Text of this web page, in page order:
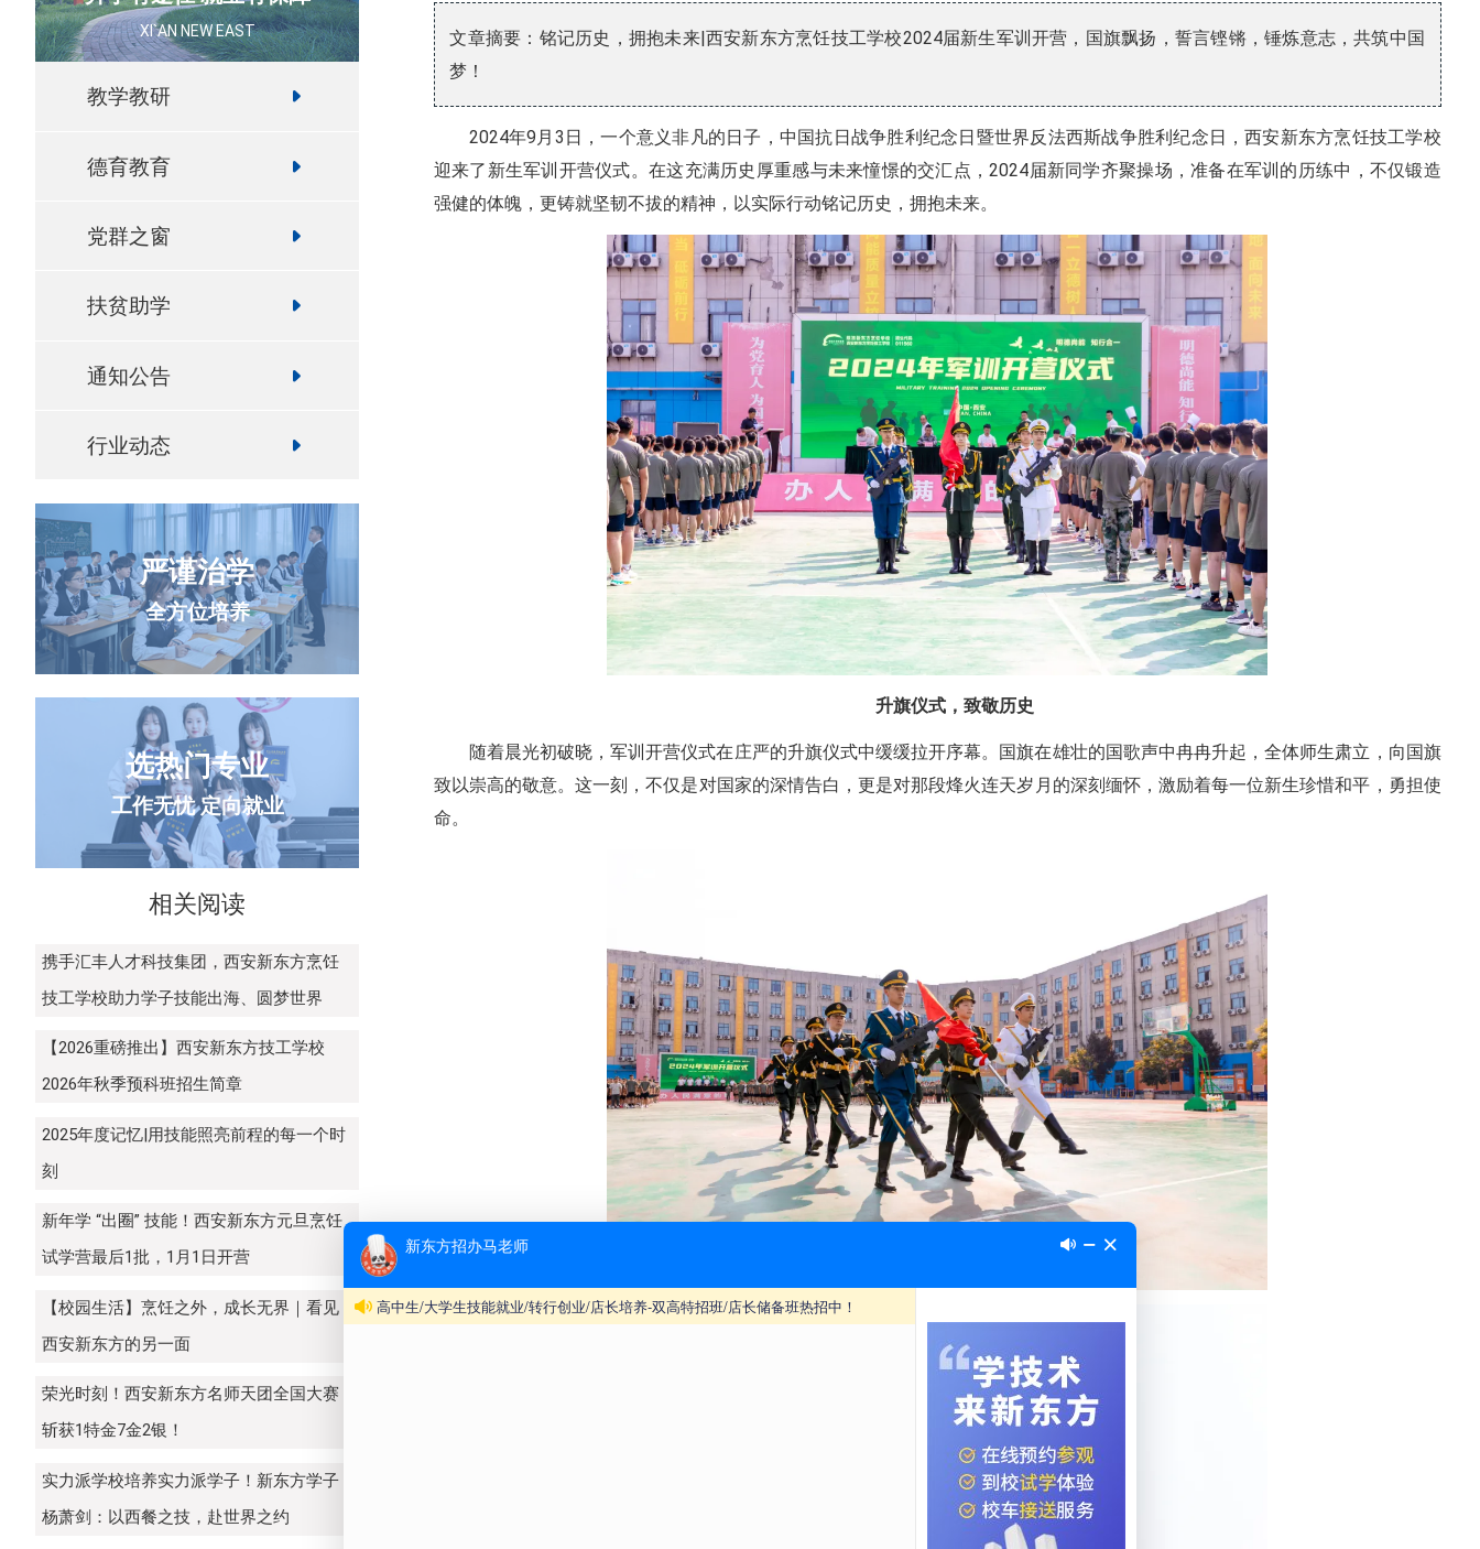
XI`AN NEW EAST
教学教研
德育教育
党群之窗
扶贫助学
通知公告
行业动态
严谨治学
全方位培养
选热门专业
工作无忧 定向就业
相关阅读
携手汇丰人才科技集团，西安新东方烹饪
技工学校助力学子技能出海、圆梦世界
【2026重磅推出】西安新东方技工学校
2026年秋季预科班招生简章
2025年度记忆|用技能照亮前程的每一个时
刻
新年学 “出圈” 技能！西安新东方元旦烹饪
试学营最后1批，1月1日开营
【校园生活】烹饪之外，成长无界｜看见
西安新东方的另一面
荣光时刻！西安新东方名师天团全国大赛
斩获1特金7金2银！
实力派学校培养实力派学子！新东方学子
杨萧剑：以西餐之技，赴世界之约
文章摘要：铭记历史，拥抱未来|西安新东方烹饪技工学校2024届新生军训开营，国旗飘扬，誓言铿锵，锤炼意志，共筑中国
梦！
2024年9月3日，一个意义非凡的日子，中国抗日战争胜利纪念日暨世界反法西斯战争胜利纪念日，西安新东方烹饪技工学校
迎来了新生军训开营仪式。在这充满历史厚重感与未来憧憬的交汇点，2024届新同学齐聚操场，准备在军训的历练中，不仅锻造
强健的体魄，更铸就坚韧不拔的精神，以实际行动铭记历史，拥抱未来。
升旗仪式，致敬历史
随着晨光初破晓，军训开营仪式在庄严的升旗仪式中缓缓拉开序幕。国旗在雄壮的国歌声中冉冉升起，全体师生肃立，向国旗
致以崇高的敬意。这一刻，不仅是对国家的深情告白，更是对那段烽火连天岁月的深刻缅怀，激励着每一位新生珍惜和平，勇担使
命。